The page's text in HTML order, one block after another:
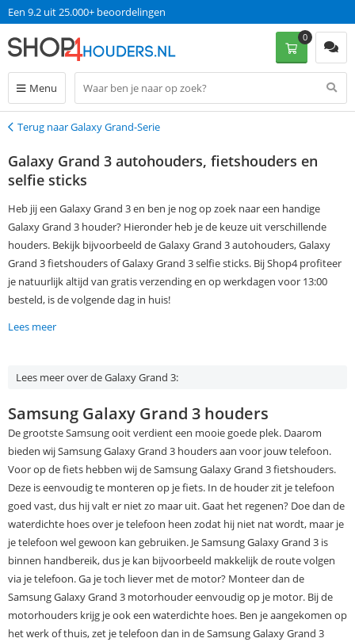
Een 9.2 uit 25.000+ beoordelingen
Menu
0
Terug
Terug naar Galaxy Grand-Serie
Galaxy Grand 3 autohouders, fietshouders en
selfie sticks
Heb jij een Galaxy Grand 3 en ben je nog op zoek naar een handige
Galaxy Grand 3 houder? Hieronder heb je de keuze uit verschillende
houders. Bekijk bijvoorbeeld de Galaxy Grand 3 autohouders, Galaxy
Grand 3 fietshouders of Galaxy Grand 3 selfie sticks. Bij Shop4 profiteer
je natuurlijk altijd van gratis verzending en op werkdagen voor 13:00
besteld, is de volgende dag in huis!
Lees meer
Lees meer over de Galaxy Grand 3:
Samsung Galaxy Grand 3 houders
De grootste Samsung ooit verdient een mooie goede plek. Daarom
bieden wij Samsung Galaxy Grand 3 houders aan voor jouw telefoon.
Voor op de fiets hebben wij de Samsung Galaxy Grand 3 fietshouders.
Deze is eenvoudig te monteren op je fiets. In de houder zit je telefoon
goed vast, dus hij valt er niet zo maar uit. Gaat het regenen? Doe dan de
waterdichte hoes over je telefoon heen zodat hij niet nat wordt, maar je
je telefoon wel gewoon kan gebruiken. Je Samsung Galaxy Grand 3 is
binnen handbereik, dus je kan bijvoorbeeld makkelijk de route volgen
via je telefoon. Ga je toch liever met de motor? Monteer dan de
Samsung Galaxy Grand 3 motorhouder eenvoudig op je motor. Bij de
motorhouders krijg je ook een waterdichte hoes. Ben je aangekomen op
het werk of thuis, zet je telefoon dan in de Samsung Galaxy Grand 3